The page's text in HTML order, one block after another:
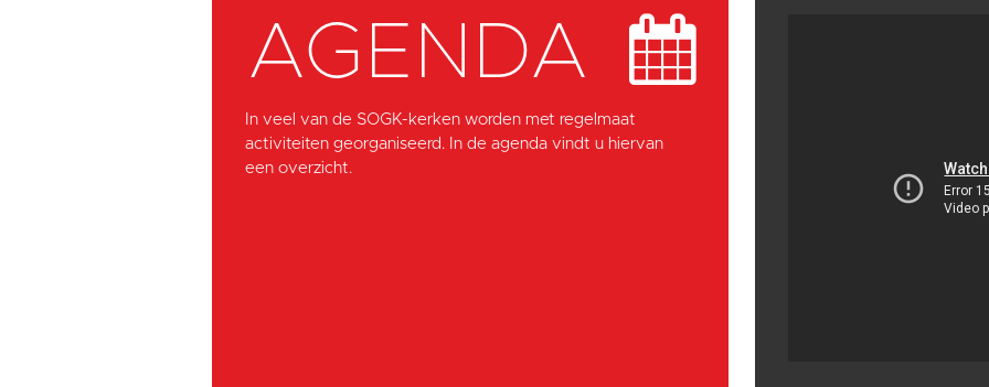
AGENDA
In veel van de SOGK-kerken worden met regelmaat
activiteiten georganiseerd. In de agenda vindt u hiervan
een overzicht.